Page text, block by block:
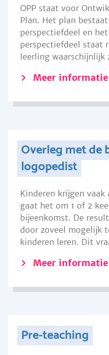
OPP staat voor
Plan. Het plan
perspectiefdeel en
perspectiefdeel staat
leerling waarschijnlijk
Meer informatie
Overleg met de
logopedist
Kinderen krijgen vaak
gaat het om 1 of 2
bijeenkomst. De
door zoveel mogelijk
kinderen leren. Dit
Meer informatie
Pre-teaching